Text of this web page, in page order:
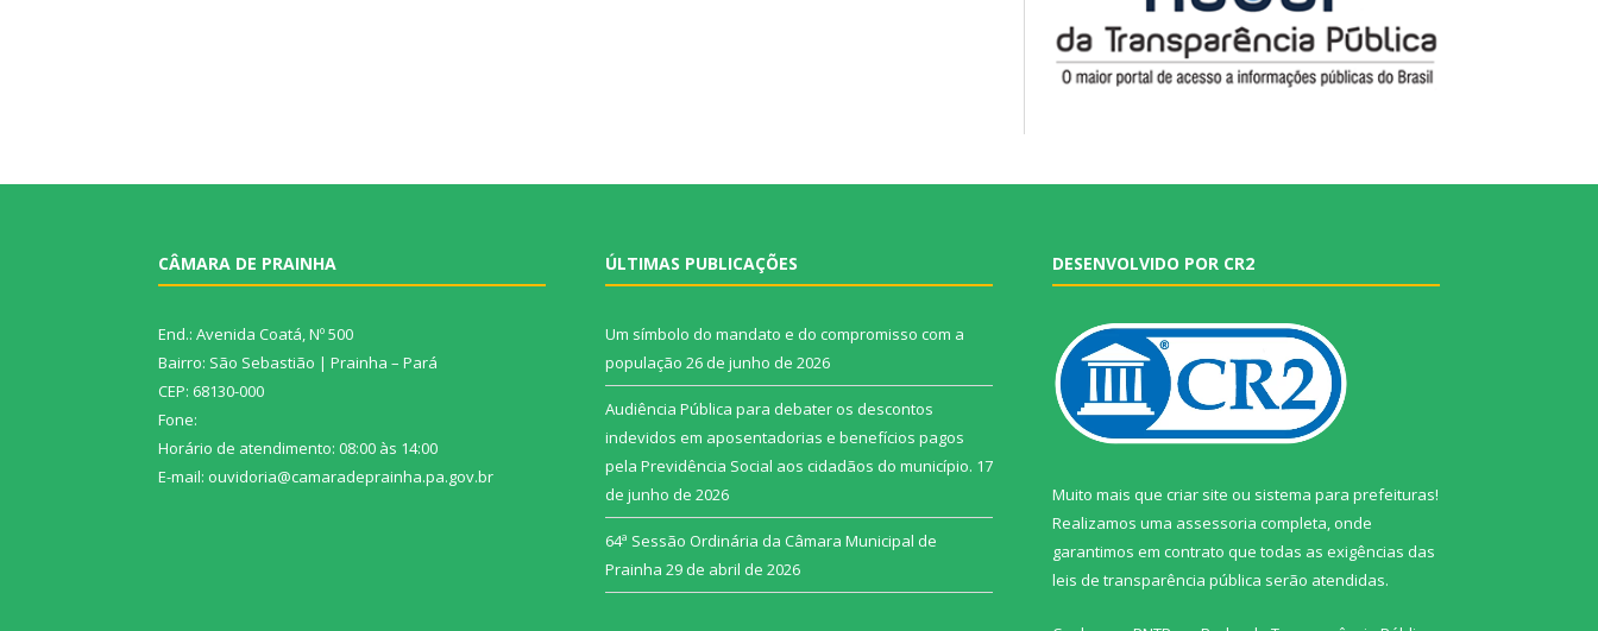
CÂMARA DE PRAINHA
End.: Avenida Coatá, Nº 500
Bairro: São Sebastião | Prainha – Pará
CEP: 68130-000
Fone:
Horário de atendimento: 08:00 às 14:00
E-mail: ouvidoria@camaradeprainha.pa.gov.br
ÚLTIMAS PUBLICAÇÕES
Um símbolo do mandato e do compromisso com a
população 26 de junho de 2026
Audiência Pública para debater os descontos
indevidos em aposentadorias e benefícios pagos
pela Previdência Social aos cidadãos do município. 17
de junho de 2026
64ª Sessão Ordinária da Câmara Municipal de
Prainha 29 de abril de 2026
DESENVOLVIDO POR CR2
Muito mais que criar site ou sistema para prefeituras!
Realizamos uma assessoria completa, onde
garantimos em contrato que todas as exigências das
leis de transparência pública serão atendidas.